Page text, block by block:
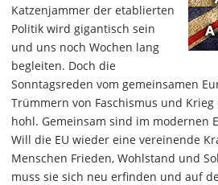
Katzenjammer der etablierten
Politik wird gigantisch sein
und uns noch Wochen lang
begleiten. Doch die
Sonntagsreden vom gemeinsamen
Trümmern von Faschismus und
hohl. Gemeinsam sind im modernen
Will die EU wieder eine vereinende
Menschen Frieden, Wohlstand und
muss sie sich neu erfinden und auf